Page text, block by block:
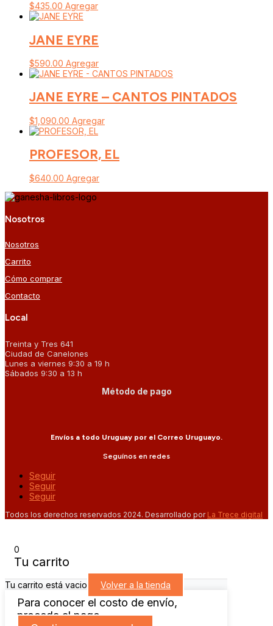
$435.00 Agregar
JANE EYRE
$590.00 Agregar
JANE EYRE – CANTOS PINTADOS
$1,090.00 Agregar
PROFESOR, EL
$640.00 Agregar
Nosotros
Nosotros
Carrito
Cómo comprar
Contacto
Local
Treinta y Tres 641
Ciudad de Canelones
Lunes a viernes 9:30 a 19 h
Sábados 9:30 a 13 h
Método de pago
Envíos a todo Uruguay por el Correo Uruguayo.
Seguínos en redes
Seguir
Seguir
Seguir
Todos los derechos reservados 2024. Desarrollado por La Trece digital
0
Tu carrito
Tu carrito está vacio Volver a la tienda
Para conocer el costo de envío,
proceda al pago.